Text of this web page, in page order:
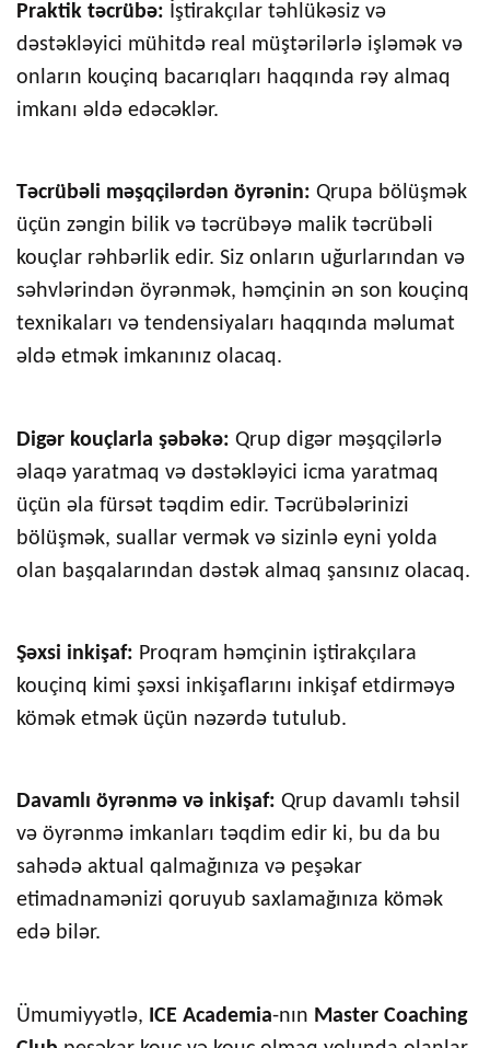
Praktik təcrübə: İştirakçılar təhlükəsiz və
dəstəkləyici mühitdə real müştərilərlə işləmək və
onların kouçinq bacarıqları haqqında rəy almaq
imkanı əldə edəcəklər.
Təcrübəli məşqçilərdən öyrənin: Qrupa bölüşmək
üçün zəngin bilik və təcrübəyə malik təcrübəli
kouçlar rəhbərlik edir. Siz onların uğurlarından və
səhvlərindən öyrənmək, həmçinin ən son kouçinq
texnikaları və tendensiyaları haqqında məlumat
əldə etmək imkanınız olacaq.
Digər kouçlarla şəbəkə: Qrup digər məşqçilərlə
əlaqə yaratmaq və dəstəkləyici icma yaratmaq
üçün əla fürsət təqdim edir. Təcrübələrinizi
bölüşmək, suallar vermək və sizinlə eyni yolda
olan başqalarından dəstək almaq şansınız olacaq.
Şəxsi inkişaf: Proqram həmçinin iştirakçılara
kouçinq kimi şəxsi inkişaflarını inkişaf etdirməyə
kömək etmək üçün nəzərdə tutulub.
Davamlı öyrənmə və inkişaf: Qrup davamlı təhsil
və öyrənmə imkanları təqdim edir ki, bu da bu
sahədə aktual qalmağınıza və peşəkar
etimadnamənizi qoruyub saxlamağınıza kömək
edə bilər.
Ümumiyyətlə, ICE Academia-nın Master Coaching